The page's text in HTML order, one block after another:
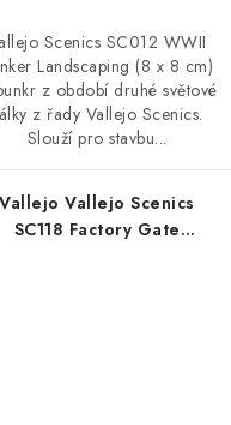
Scenics SC012 WWII
Landscaping (8 x 8 cm)
z období druhé světové
z řady Vallejo Scenics.
Slouží pro stavbu...
Vallejo Vallejo Scenics
SC118 Factory Gate